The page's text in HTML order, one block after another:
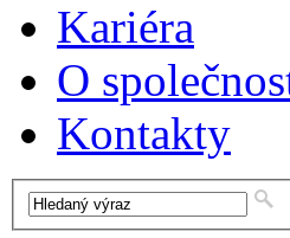
Kariéra
O
Kontakty